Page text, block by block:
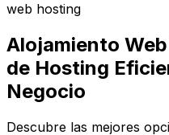
web hosting
Alojamiento
de Hosting
Negocio
Descubre las mejores